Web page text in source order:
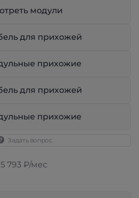
модули
для прихожей
прихожие
для прихожей
прихожие
Задать вопрос
793 ₽/мес